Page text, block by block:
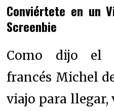
Conviértete en un
Screenbie
Como dijo el
francés Michel
viajo para llegar,